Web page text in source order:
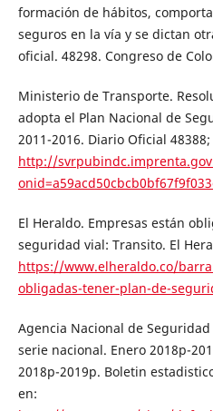
formación de hábitos,
seguros en la vía y se dictan
oficial. 48298. Congreso de
Ministerio de Transporte.
adopta el Plan Nacional de
2011-2016. Diario Oficial
http://
El Heraldo. Empresas están
seguridad vial: Transito. El
https://www.elheraldo.co/
obligadas-tener-plan-de-
Agencia Nacional de
serie nacional. Enero 2018p-
2018p-2019p. Boletin
en: